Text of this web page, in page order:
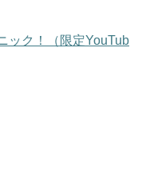
ック！（限定YouTub